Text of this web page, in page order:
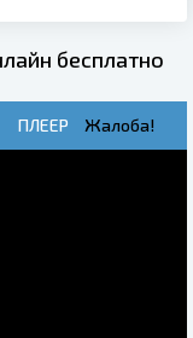
бесплатно
ПЛЕЕР Жалоба!